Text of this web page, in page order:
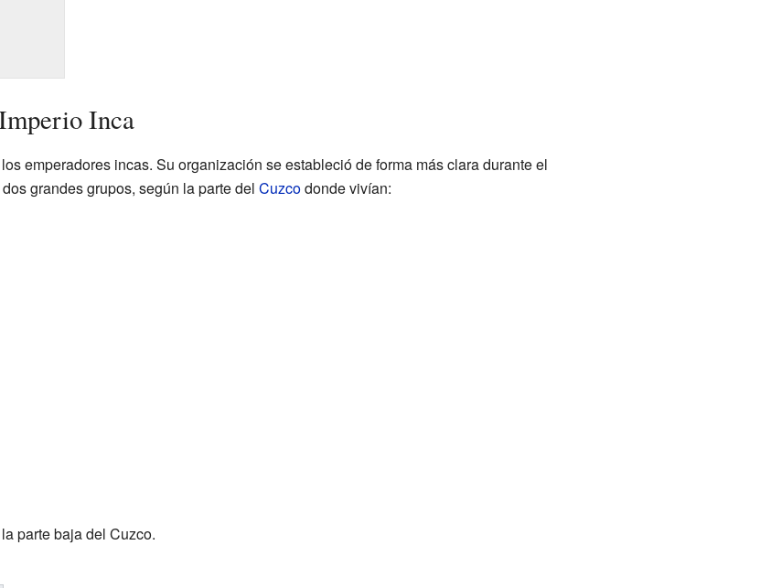
Inca
emperadores incas. Su organización se estableció de forma más clara durante el
grandes grupos, según la parte del Cuzcodonde vivían:
parte baja del Cuzco.